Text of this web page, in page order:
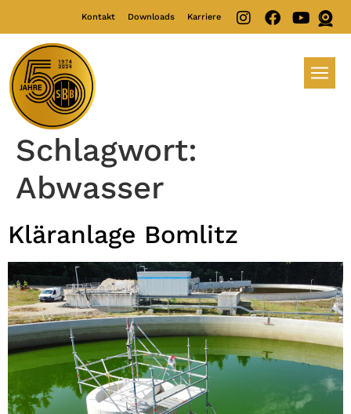
Kontakt Downloads Karriere
Schlagwort:
Abwasser
Kläranlage Bomlitz